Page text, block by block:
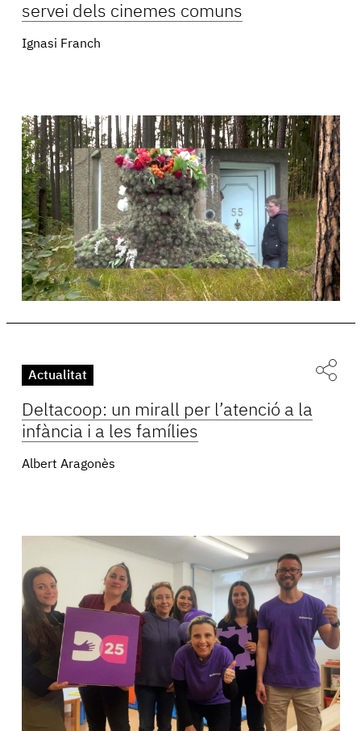
servei dels cinemes comuns
Ignasi Franch
Actualitat
Deltacoop: un mirall per l’atenció a la
infància i a les famílies
Albert Aragonès